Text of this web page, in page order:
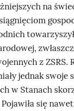
na
z ZSRS.
jednak swoje
w Stanach
się